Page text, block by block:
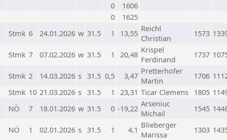
0
1606
0
1625
Stmk 6 24.01.2026 w 31.5 1 13,55 Reichl
Christian
1573
Stmk 7 07.02.2026 w 31.5 1 20,48 Krispel
Ferdinand
1737
Stmk 2 14.03.2026 s 31.5 0,5 3,47 Pretterhofer
Martin
1706
Stmk 10 21.03.2026 s 31.5 1 23,31 Ticar Clemens 1805
NÖ 7 18.01.2026 w 31.5 0 -19,22 Arseniuc
Michail
1545
NÖ 1 02.01.2026 s 31.5 1 4,1 Blieberger
Marissa
1303